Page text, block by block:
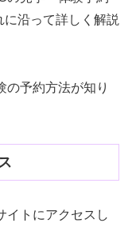
沿って詳しく解説
の予約方法が知り
イトにアクセスし